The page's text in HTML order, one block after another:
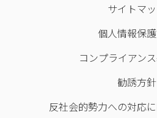
サイトマ
個人情報保
コンプライアン
勧誘方針
反社会的勢力への対応